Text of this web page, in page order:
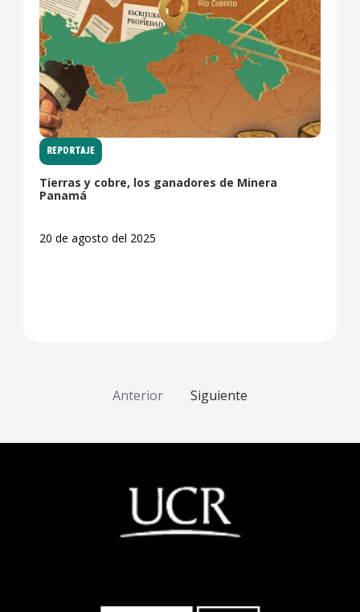
REPORTAJE
Tierras y cobre, los ganadores de Minera
Panamá
20 de agosto del 2025
Anterior Siguiente